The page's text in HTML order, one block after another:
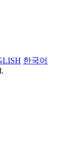
한국어